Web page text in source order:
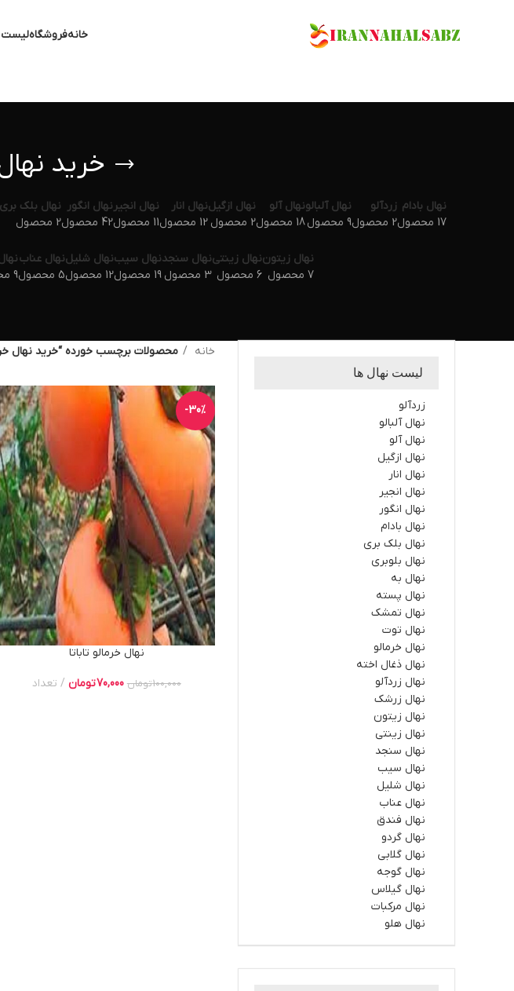
خانهفروشگاهلیست
خرید نهال
نهال بادام
17 محصول
زردآلو
2 محصول
نهال آلبالو
9 محصول
نهال آلو
18 محصول
نهال ازگیل
2 محصول
نهال انار
12 محصول
نهال انجیر
11 محصول
نهال انگور
42 محصول
نهال بلک بری
2 محصول
نهال زیتون
7 محصول
نهال زینتی
6 محصول
نهال سنجد
3 محصول
نهال سیب
19 محصول
نهال شلیل
12 محصول
نهال عناب
5 محصول
9 محصول
لیست نهال ها
زردآلو
نهال آلبالو
نهال آلو
نهال ازگیل
نهال انار
نهال انجیر
نهال انگور
نهال بادام
نهال بلک بری
نهال بلوبری
نهال به
نهال پسته
نهال تمشک
نهال توت
نهال خرمالو
نهال ذغال اخته
نهال زردآلو
نهال زرشک
نهال زیتون
نهال زینتی
نهال سنجد
نهال سیب
نهال شلیل
نهال عناب
نهال فندق
نهال گردو
نهال گلابی
نهال گوجه
نهال گیلاس
نهال مرکبات
نهال هلو
خانه محصولات برچسب خورده “خرید نهال
-30%
نهال خرمالو تاباتا
100,000تومان 70,000تومان تعداد